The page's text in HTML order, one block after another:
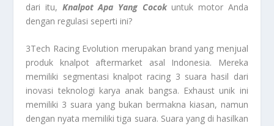
dari itu, Knalpot Apa Yang Cocokuntuk motor Anda
dengan regulasi seperti ini?
3Tech Racing Evolution merupakan brand yang menjual
produk knalpot aftermarket asal Indonesia. Mereka
memiliki segmentasi knalpot racing 3 suara hasil dari
inovasi teknologi karya anak bangsa. Exhaust unik ini
memiliki 3 suara yang bukan bermakna kiasan, namun
dengan nyata memiliki tiga suara. Suara yang di hasilkan